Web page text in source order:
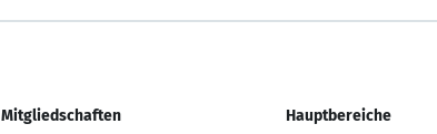
Mitgliedschaften Hauptbereiche